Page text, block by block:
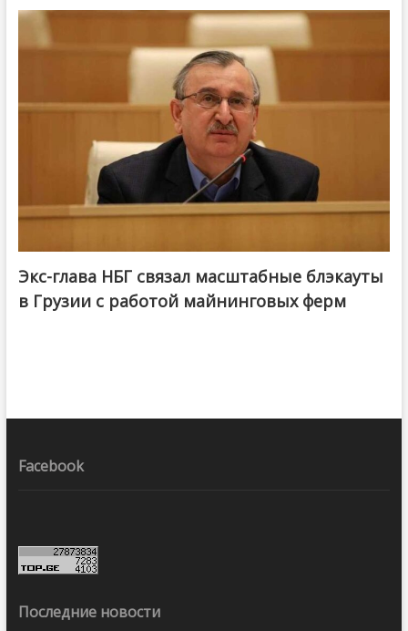
Экс-глава НБГ связал масштабные блэкауты
в Грузии с работой майнинговых ферм
Facebook
Последние новости